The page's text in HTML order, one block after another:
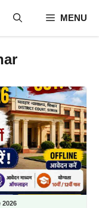
MENU
2026